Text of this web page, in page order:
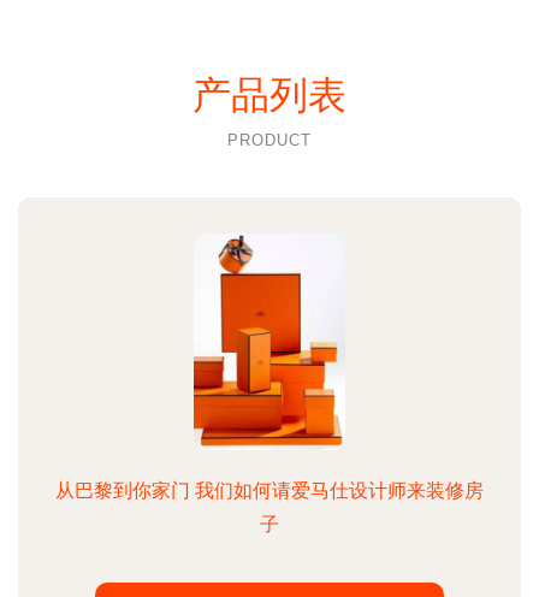
产品列表
PRODUCT
从巴黎到你家门 我们如何请爱马仕设计师来装修房
子